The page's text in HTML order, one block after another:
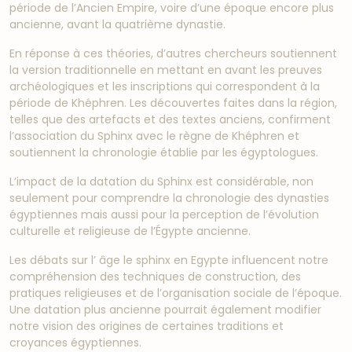
période de l’Ancien Empire, voire d’une époque encore plus
ancienne, avant la quatrième dynastie.
En réponse à ces théories, d’autres chercheurs soutiennent
la version traditionnelle en mettant en avant les preuves
archéologiques et les inscriptions qui correspondent à la
période de Khéphren. Les découvertes faites dans la région,
telles que des artefacts et des textes anciens, confirment
l’association du Sphinx avec le règne de Khéphren et
soutiennent la chronologie établie par les égyptologues.
L’impact de la datation du Sphinx est considérable, non
seulement pour comprendre la chronologie des dynasties
égyptiennes mais aussi pour la perception de l’évolution
culturelle et religieuse de l’Égypte ancienne.
Les débats sur l’ âge le sphinx en Egypte influencent notre
compréhension des techniques de construction, des
pratiques religieuses et de l’organisation sociale de l’époque.
Une datation plus ancienne pourrait également modifier
notre vision des origines de certaines traditions et
croyances égyptiennes.